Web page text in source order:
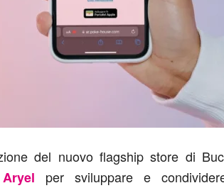
del nuovo flagship store di
Aryel per sviluppare e